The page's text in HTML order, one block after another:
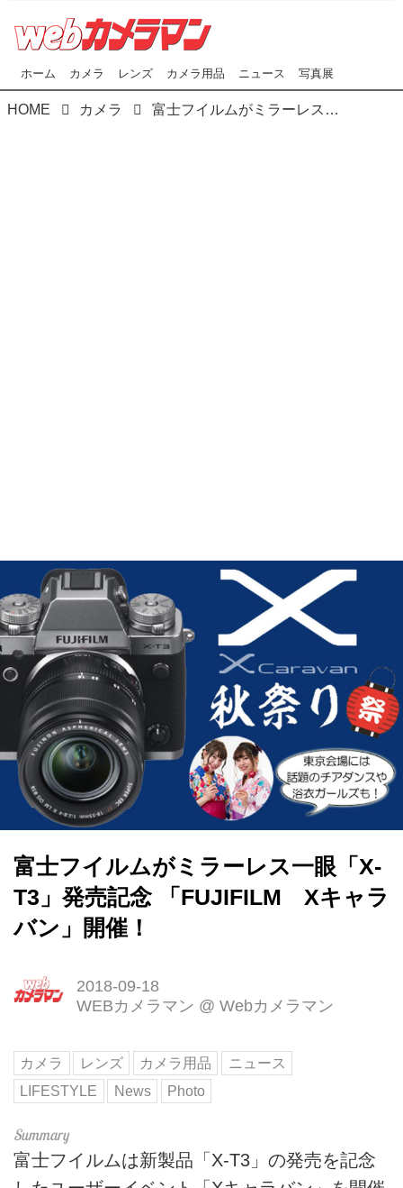
ホーム カメラ レンズ カメラ用品 ニュース 写真展
HOME カメラ 富士フイルムがミラーレス一眼「X-T3」発売記念 「FUJIFILM Xキャラバン」開催！
富士フイルムがミラーレス一眼「X-
T3」発売記念 「FUJIFILM Xキャラ
バン」開催！
2018-09-18
WEBカメラマン @ Webカメラマン
カメラ レンズ カメラ用品
ニュース
LIFESTYLE
News Photo
富士フイルムは新製品「X-T3」の発売を記念